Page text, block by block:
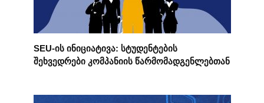
SEU-ის ინიციატივა: სტუდენტების
შეხვედრები კომპანიის წარმომადგენლებთან